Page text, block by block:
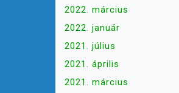
2022. március
2022. január
2021. július
2021. április
2021. március